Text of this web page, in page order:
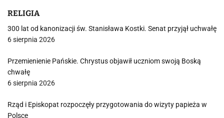
RELIGIA
300 lat od kanonizacji św. Stanisława Kostki. Senat przyjął uchwałę
6 sierpnia 2026
Przemienienie Pańskie. Chrystus objawił uczniom swoją Boską
chwałę
6 sierpnia 2026
Rząd i Episkopat rozpoczęły przygotowania do wizyty papieża w
Polsce